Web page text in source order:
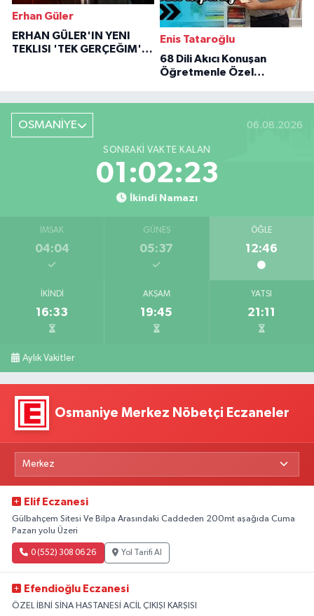
Erhan Güler
ERHAN GÜLER'IN YENI
TEKLISI 'TEK GERÇEĞIM'LE
Enis Tataroğlu
68 Dili Akıcı Konuşan
Öğretmenle Özel
OSMANİYE 06.08.2026
SONRAKI VAKTE KALAN
01:02:22
İkindi Namazı
İMSAK
04:04
GÜNEŞ
05:37
ÖĞLE
12:46
İKINDI
16:33
AKŞAM
19:45
YATSI
21:11
Aylık Vakitler
Osmaniye Merkez Nöbetçi Eczaneler
Elif Eczanesi
Gülbahçem Sitesi Ve Bilpa Arasındaki Caddeden 200mt aşağıda Cuma
Pazarı yolu Üzeri
0 (552) 308 06 26 Yol Tarifi Al
Efendioğlu Eczanesi
ÖZEL İBNİ SİNA HASTANESİ ACİL ÇIKIŞI KARŞISI